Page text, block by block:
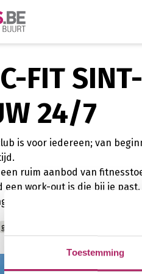
Toestemming
FIT
24/7
is voor iedereen; van
ruim aanbod van
een work-out is die bij je past.
en neem een kijkje, of
groepsfitness